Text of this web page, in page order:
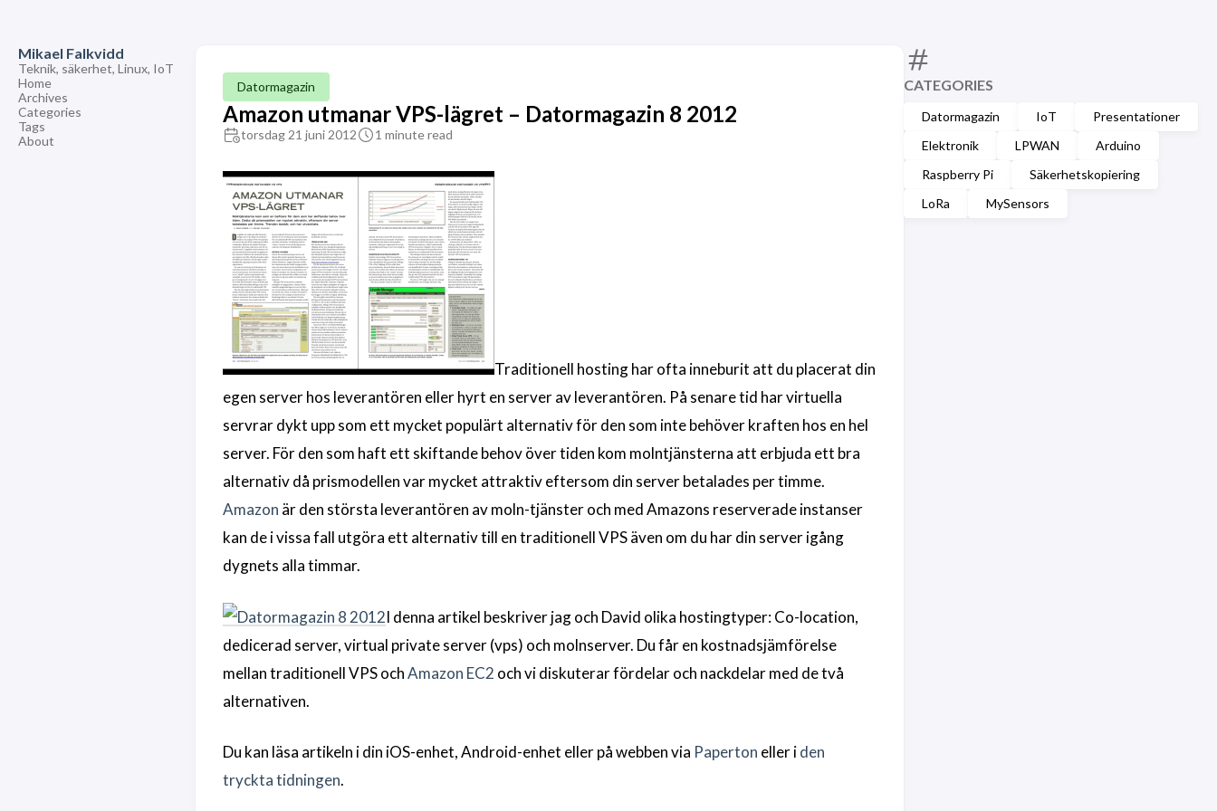
Mikael Falkvidd
Teknik, säkerhet, Linux, IoT
Home
Archives
Categories
Tags
About
CATEGORIES
Datormagazin IoT
Presentationer
Elektronik
LPWAN
Arduino
Raspberry Pi
Säkerhetskopiering
LoRa
MySensors
Datormagazin
Amazon utmanar VPS-lägret – Datormagazin 8 2012
torsdag 21 juni 2012 1 minute read
Traditionell hosting har ofta inneburit att du placerat din
egen server hos leverantören eller hyrt en server av leverantören. På senare tid har virtuella
servrar dykt upp som ett mycket populärt alternativ för den som inte behöver kraften hos en hel
server. För den som haft ett skiftande behov över tiden kom molntjänsterna att erbjuda ett bra
alternativ då prismodellen var mycket attraktiv eftersom din server betalades per timme.
Amazon är den största leverantören av moln-tjänster och med Amazons reserverade instanser
kan de i vissa fall utgöra ett alternativ till en traditionell VPS även om du har din server igång
dygnets alla timmar.
I denna artikel beskriver jag och David olika hostingtyper: Co-location,
dedicerad server, virtual private server (vps) och molnserver. Du får en kostnadsjämförelse
mellan traditionell VPS ochAmazon EC2 och vi diskuterar fördelar och nackdelar med de två
alternativen.
Du kan läsa artikeln i din iOS-enhet, Android-enhet eller på webben via Paperton eller iden
tryckta tidningen.